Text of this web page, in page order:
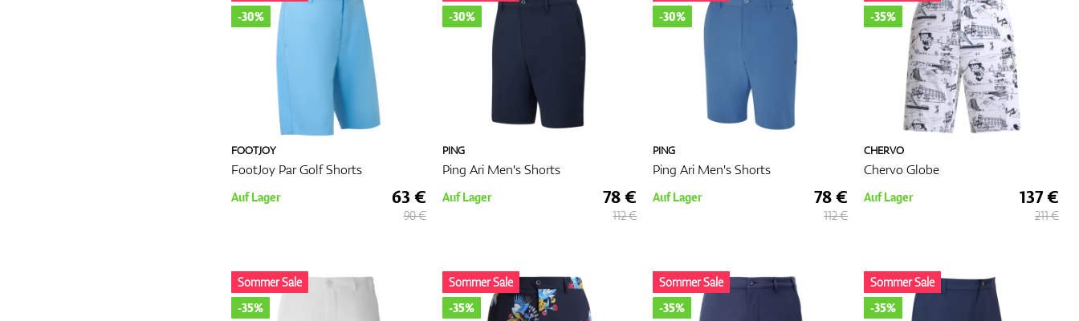
FOOTJOY
FootJoy Par Golf Shorts
-30%
Auf Lager 63 €
90 €
PING
Ping Ari Men's Shorts
-30%
Auf Lager 78 €
112 €
PING
Ping Ari Men's Shorts
-30%
Auf Lager 78 €
112 €
CHERVO
Chervo Globe
-35%
Auf Lager 137 €
211 €
Sommer Sale
-35%
Sommer Sale
-35%
Sommer Sale
-35%
Sommer Sale
-35%